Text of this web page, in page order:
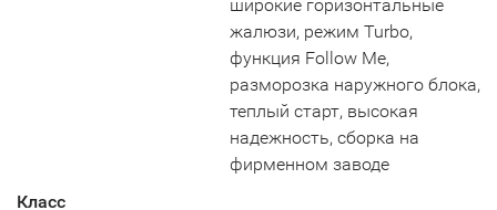
широкие горизонтальные
жалюзи, режим Turbo,
функция Follow Me,
разморозка наружного блока,
теплый старт, высокая
надежность, сборка на
фирменном заводе
Класс